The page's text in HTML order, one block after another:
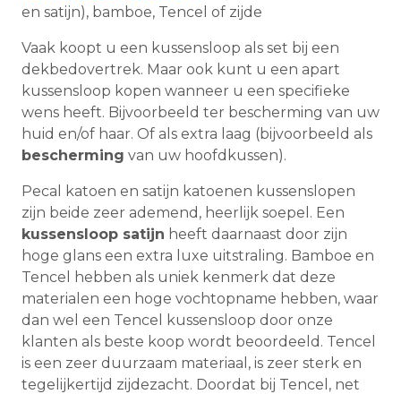
en satijn), bamboe, Tencel of zijde
Vaak koopt u een kussensloop als set bij een
dekbedovertrek. Maar ook kunt u een apart
kussensloop kopen wanneer u een specifieke
wens heeft. Bijvoorbeeld ter bescherming van uw
huid en/of haar. Of als extra laag (bijvoorbeeld als
bescherming van uw hoofdkussen).
Pecal katoen en satijn katoenen kussenslopen
zijn beide zeer ademend, heerlijk soepel. Een
kussensloop satijn heeft daarnaast door zijn
hoge glans een extra luxe uitstraling. Bamboe en
Tencel hebben als uniek kenmerk dat deze
materialen een hoge vochtopname hebben, waar
dan wel een Tencel kussensloop door onze
klanten als beste koop wordt beoordeeld. Tencel
is een zeer duurzaam materiaal, is zeer sterk en
tegelijkertijd zijdezacht. Doordat bij Tencel, net